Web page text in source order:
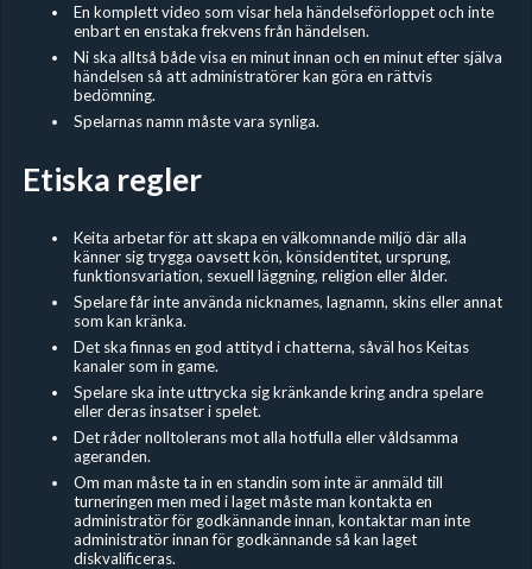
En komplett video som visar hela händelseförloppet och inte
enbart en enstaka frekvens från händelsen.
Ni ska alltså både visa en minut innan och en minut efter själva
händelsen så att administratörer kan göra en rättvis
bedömning.
Spelarnas namn måste vara synliga.
Etiska regler
Keita arbetar för att skapa en välkomnande miljö där alla
känner sig trygga oavsett kön, könsidentitet, ursprung,
funktionsvariation, sexuell läggning, religion eller ålder.
Spelare får inte använda nicknames, lagnamn, skins eller annat
som kan kränka.
Det ska finnas en god attityd i chatterna, såväl hos Keitas
kanaler som in game.
Spelare ska inte uttrycka sig kränkande kring andra spelare
eller deras insatser i spelet.
Det råder nolltolerans mot alla hotfulla eller våldsamma
ageranden.
Om man måste ta in en standin som inte är anmäld till
turneringen men med i laget måste man kontakta en
administratör för godkännande innan, kontaktar man inte
administratör innan för godkännande så kan laget
diskvalificeras.